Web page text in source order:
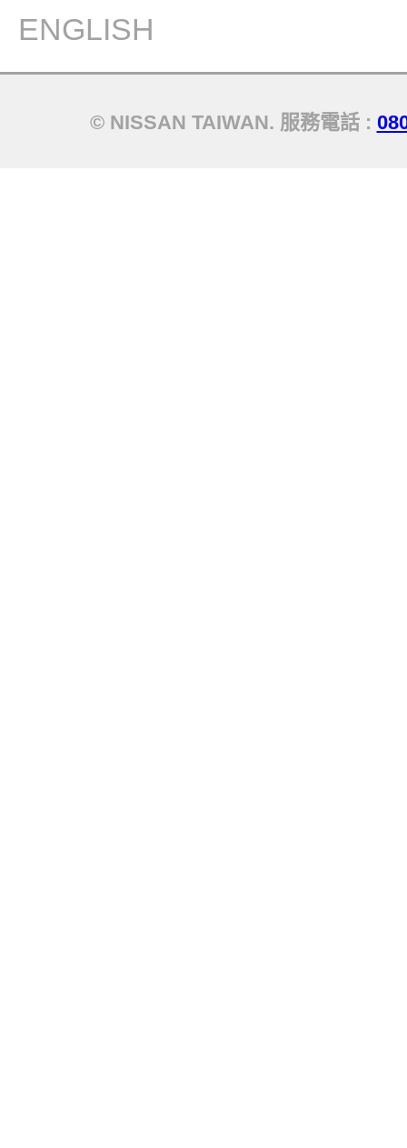
ENGLISH
© NISSAN TAIWAN. 服務電話 :